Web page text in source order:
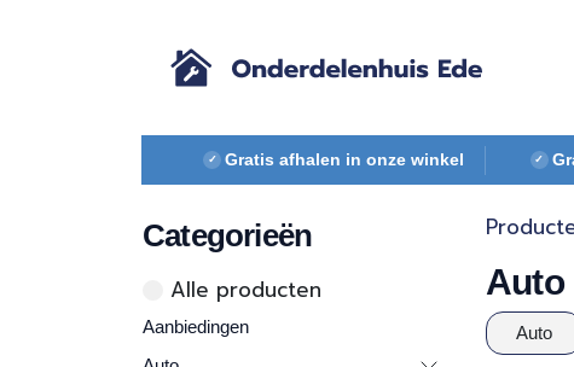
✓ Gratis afhalen in onze winkel ✓
Categorieën
Alle ​​pr​oducten
Aanbiedingen
Auto
Auto